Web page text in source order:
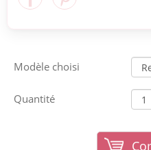
Modèle choisi
Quantité